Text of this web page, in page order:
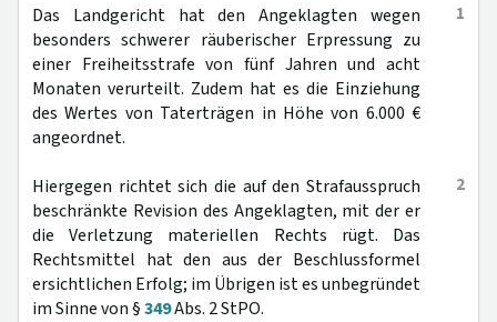
1
Das Landgericht hat den Angeklagten wegen
besonders schwerer räuberischer Erpressung zu
einer Freiheitsstrafe von fünf Jahren und acht
Monaten verurteilt. Zudem hat es die Einziehung
des Wertes von Taterträgen in Höhe von 6.000 €
angeordnet.
2
Hiergegen richtet sich die auf den Strafausspruch
beschränkte Revision des Angeklagten, mit der er
die Verletzung materiellen Rechts rügt. Das
Rechtsmittel hat den aus der Beschlussformel
ersichtlichen Erfolg; im Übrigen ist es unbegründet
im Sinne von §349Abs. 2 StPO.